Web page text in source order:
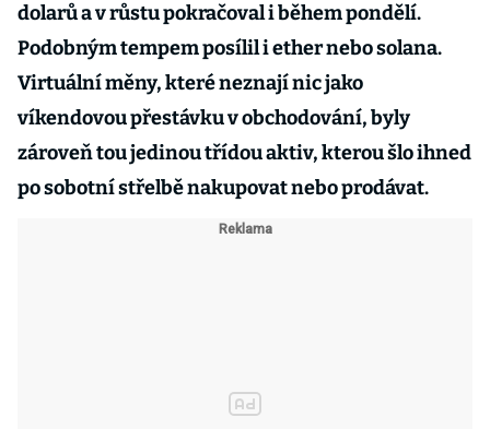
dolarů a v růstu pokračoval i během pondělí.
Podobným tempem posílil i ether nebo solana.
Virtuální měny, které neznají nic jako
víkendovou přestávku v obchodování, byly
zároveň tou jedinou třídou aktiv, kterou šlo ihned
po sobotní střelbě nakupovat nebo prodávat.